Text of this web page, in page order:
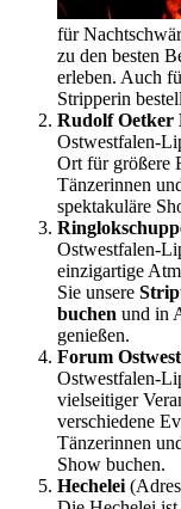
für
zu den besten
erleben. Auch
Stripperin
Rudolf Oetker
Ostwestfalen-
Ort für größere
Tänzerinnen
spektakuläre
Ostwestfalen-
einzigartige
Sie unsere
buchen und in
genießen.
Forum
Ostwestfalen-
vielseitiger
verschiedene
Tänzerinnen
Show buchen.
Hechelei